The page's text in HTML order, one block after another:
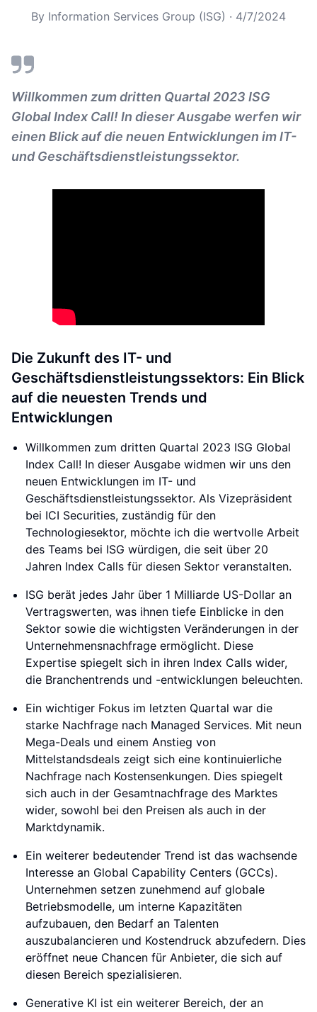
By Information Services Group (ISG) · 4/7/2024
Willkommen zum dritten Quartal 2023 ISG
Global Index Call! In dieser Ausgabe werfen wir
einen Blick auf die neuen Entwicklungen im IT-
und Geschäftsdienstleistungssektor.
Die Zukunft des IT- und
Geschäftsdienstleistungssektors: Ein Blick
auf die neuesten Trends und
Entwicklungen
Willkommen zum dritten Quartal 2023 ISG Global
Index Call! In dieser Ausgabe widmen wir uns den
neuen Entwicklungen im IT- und
Geschäftsdienstleistungssektor. Als Vizepräsident
bei ICI Securities, zuständig für den
Technologiesektor, möchte ich die wertvolle Arbeit
des Teams bei ISG würdigen, die seit über 20
Jahren Index Calls für diesen Sektor veranstalten.
ISG berät jedes Jahr über 1 Milliarde US-Dollar an
Vertragswerten, was ihnen tiefe Einblicke in den
Sektor sowie die wichtigsten Veränderungen in der
Unternehmensnachfrage ermöglicht. Diese
Expertise spiegelt sich in ihren Index Calls wider,
die Branchentrends und -entwicklungen beleuchten.
Ein wichtiger Fokus im letzten Quartal war die
starke Nachfrage nach Managed Services. Mit neun
Mega-Deals und einem Anstieg von
Mittelstandsdeals zeigt sich eine kontinuierliche
Nachfrage nach Kostensenkungen. Dies spiegelt
sich auch in der Gesamtnachfrage des Marktes
wider, sowohl bei den Preisen als auch in der
Marktdynamik.
Ein weiterer bedeutender Trend ist das wachsende
Interesse an Global Capability Centers (GCCs).
Unternehmen setzen zunehmend auf globale
Betriebsmodelle, um interne Kapazitäten
aufzubauen, den Bedarf an Talenten
auszubalancieren und Kostendruck abzufedern. Dies
eröffnet neue Chancen für Anbieter, die sich auf
diesen Bereich spezialisieren.
Generative KI ist ein weiterer Bereich, der an